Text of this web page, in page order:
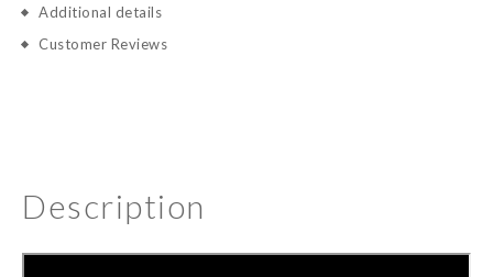
Additional details
Customer Reviews
Description